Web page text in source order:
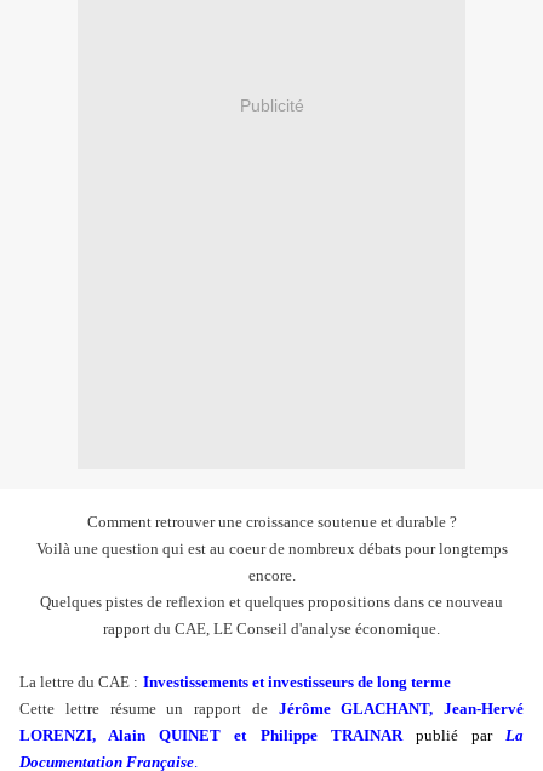
Publicité
Comment retrouver une croissance soutenue et durable ?
Voilà une question qui est au coeur de nombreux débats pour longtemps
encore.
Quelques pistes de reflexion et quelques propositions dans ce nouveau
rapport du CAE, LE Conseil d'analyse économique.
La lettre du CAE : Investissements et investisseurs de long terme
Cette lettre résume un rapport de Jérôme GLACHANT, Jean-Hervé
LORENZI, Alain QUINET et Philippe TRAINAR
publié par
La
Documentation Française.